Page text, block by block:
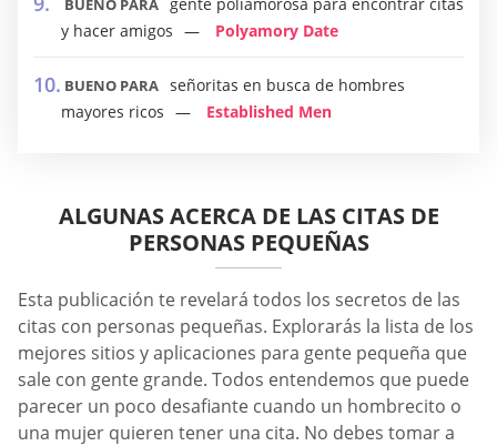
BUENO PARA
y hacer amigos
Polyamory Date
BUENO PARA señoritas en busca de hombres
mayores ricos
Established Men
ALGUNAS ACERCA DE LAS CITAS DE
PERSONAS PEQUEÑAS
Esta publicación te revelará todos los secretos de las
citas con personas pequeñas. Explorarás la lista de los
mejores sitios y aplicaciones para gente pequeña que
sale con gente grande. Todos entendemos que puede
parecer un poco desafiante cuando un hombrecito o
una mujer quieren tener una cita. No debes tomar a